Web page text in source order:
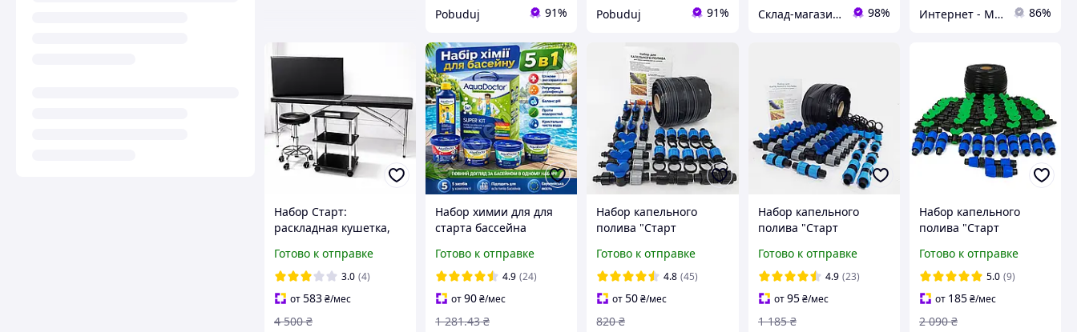
Pobuduj 91% Pobuduj 91% Склад-магазин " Свояк " 98% Интернет - Магазин "Ромб" 86%
Набор Старт:
раскладная кушетка,
шугаринга, бровей,
салон красоты, масажа
Готово к отправке
3.0 (4)
от583₴/мес
4 500 ₴
Набор химии для для
старта бассейна
в 1 до 30 м³ (хлор,
альгицид, коагулянт,
pH минус,
Готово к отправке
4.9 (24)
от90₴/мес
1 281.43 ₴
Набор капельного
полива "Старт
Капельная лента,
краники, заглушки,
ремонтники.
Готово к отправке
4.8 (45)
от50₴/мес
820 ₴
Набор капельного
полива "Старт
Капельная лента,
краники, заглушки,
ремонтники.
Готово к отправке
4.9 (23)
от95 ₴/мес
1 185 ₴
Набор капельного
полива "Старт
Капельная лента,
краники, заглушки,
ремонтники.
Готово к отправке
5.0 (9)
от 185₴/мес
2 090 ₴